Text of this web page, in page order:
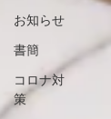
お知らせ
書簡
コロナ対
策